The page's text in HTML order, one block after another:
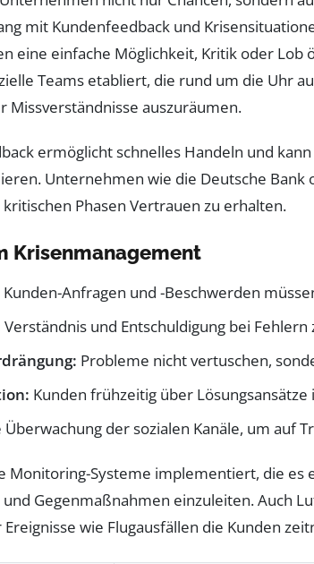
mit Kundenfeedback und
eine einfache Möglichkeit, Kritik oder Lob
Teams etabliert, die rund um die Uhr
Missverständnisse auszuräumen.
ermöglicht schnelles Handeln und
Unternehmen wie die Deutsche Bank
Phasen Vertrauen zu erhalten.
Krisenmanagement
Kunden-Anfragen und -Beschwerden
Verständnis und Entschuldigung bei
Probleme nicht vertuschen,
Kunden frühzeitig über
Überwachung der sozialen Kanäle, um auf
Monitoring-Systeme implementiert, die es
Gegenmaßnahmen einzuleiten. Auch
wie Flugausfällen die Kunden